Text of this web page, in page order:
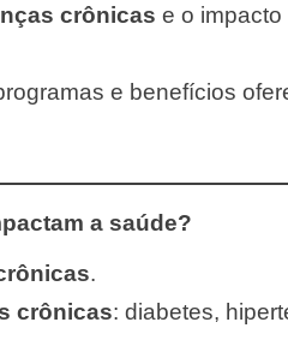
crônicas e o
e benefícios
a saúde?
.
crônicas: diabetes,